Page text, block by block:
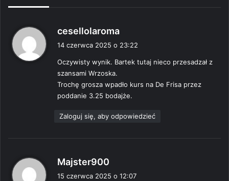
cesellolaroma
i
z
:
14 czerwca 2025 o 23:22
Oczywisty wynik. Bartek tutaj nieco przesadzał z
szansami Wrzoska.
Trochę grosza wpadło kurs na De Frisa przez
poddanie 3.25 bodajże.
Zaloguj się, aby odpowiedzieć
Majster900
i
15 czerwca 2025 o 12:07